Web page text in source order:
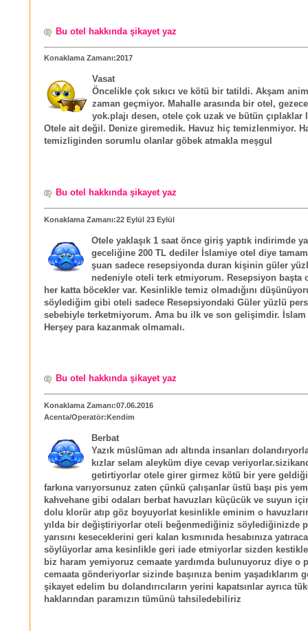
Bu otel hakkında şikayet yaz
Konaklama Zamanı:2017
Vasat
Öncelikle çok sıkıcı ve kötü bir tatildi. Akşam
zaman geçmiyor. Mahalle arasında bir otel,
yok.plajı desen, otele çok uzak ve bütün çıplaklar
Otele ait değil. Denize giremedik. Havuz hiç temizlenmiyor.
temizliginden sorumlu olanlar göbek atmakla meşgul
Bu otel hakkında şikayet yaz
Konaklama Zamanı:22 Eylül 23 Eylül
Otele yaklaşık 1 saat önce giriş yaptık indirimde
geceliğine 200 TL dediler İslamiye otel diye
şuan sadece resepsiyonda duran kişinin güler
nedeniyle oteli terk etmiyorum. Resepsiyon başta
her katta böcekler var. Kesinlikle temiz olmadığını
söylediğim gibi oteli sadece Resepsiyondaki Güler yüzlü
sebebiyle terketmiyorum. Ama bu ilk ve son gelişimdir.
Herşey para kazanmak olmamalı.
Bu otel hakkında şikayet yaz
Konaklama Zamanı:07.06.2016
Acenta/Operatör:Kendim
Berbat
Yazık müslüman adı altında insanları
kızlar selam aleyküm diye cevap
getirtiyorlar otele girer girmez kötü bir yere
farkına varıyorsunuz zaten çünkü çalışanlar üstü başı pis
kahvehane gibi odaları berbat havuzları küçücük ve suyun
dolu klorür atıp göz boyuyorlat kesinlikle eminim o
yılda bir değiştiriyorlar oteli beğenmediğiniz söylediğinizde
yarısını keseceklerini geri kalan kısmınıda hesabınıza
söylüyorlar ama kesinlikle geri iade etmiyorlar sizden
biz haram yemiyoruz cemaate yardımda bulunuyoruz diye o
cemaata gönderiyorlar sizinde başınıza benim yaşadıklarım
şikayet edelim bu dolandırıcıların yerini kapatsınlar ayrıca
haklarından paramızın tümünü tahsiledebiliriz